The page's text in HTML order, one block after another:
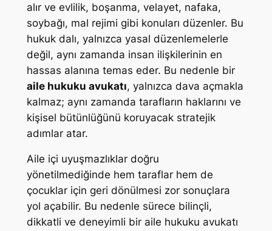
alır ve evlilik, boşanma, velayet, nafaka,
soybağı, mal rejimi gibi konuları düzenler. Bu
hukuk dalı, yalnızca yasal düzenlemelerle
değil, aynı zamanda insan ilişkilerinin en
hassas alanına temas eder. Bu nedenle bir
aile hukuku avukatı, yalnızca dava açmakla
kalmaz; aynı zamanda tarafların haklarını ve
kişisel bütünlüğünü koruyacak stratejik
adımlar atar.
Aile içi uyuşmazlıklar doğru
yönetilmediğinde hem taraflar hem de
çocuklar için geri dönülmesi zor sonuçlara
yol açabilir. Bu nedenle sürece bilinçli,
dikkatli ve deneyimli bir aile hukuku avukatı